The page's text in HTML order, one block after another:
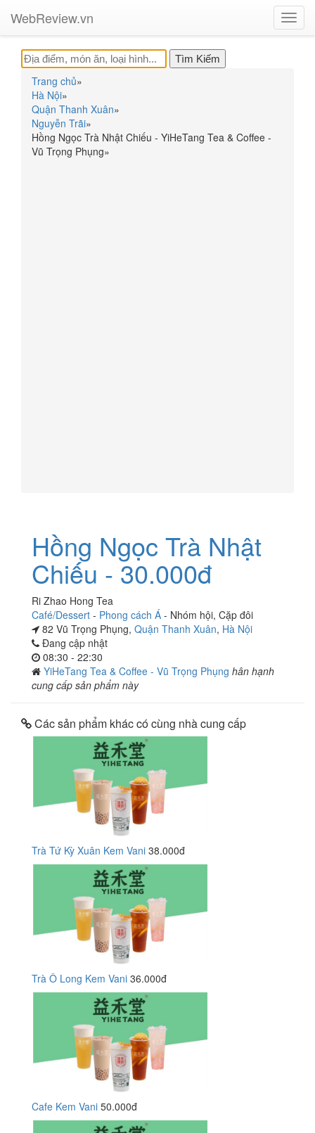
WebReview.vn
Trang chủ»
Hà Nội»
Quận Thanh Xuân»
Nguyễn Trãi»
Hồng Ngọc Trà Nhật Chiếu - YiHeTang Tea & Coffee -
Vũ Trọng Phụng»
Hồng Ngọc Trà Nhật
Chiếu - 30.000đ
Ri Zhao Hong Tea
Café/Dessert - Phong cách Á - Nhóm hội, Cặp đôi
82 Vũ Trọng Phụng, Quận Thanh Xuân, Hà Nội
Đang cập nhật
08:30 - 22:30
YiHeTang Tea & Coffee - Vũ Trọng Phụng hân hạnh
cung cấp sản phẩm này
Các sản phẩm khác có cùng nhà cung cấp
Trà Tứ Kỳ Xuân Kem Vani 38.000đ
Trà Ô Long Kem Vani 36.000đ
Cafe Kem Vani 50.000đ